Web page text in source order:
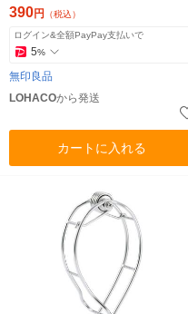
390円 （税込）
ログイン&全額PayPay支払いで
5%
無印良品
LOHACOから発送
カートに入れる